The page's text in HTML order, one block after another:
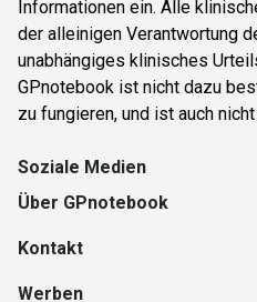
Informationen ein. Alle
der alleinigen Verantwortung
unabhängiges klinisches
GPnotebook ist nicht dazu
zu fungieren, und ist auch
Soziale Medien
Über GPnotebook
Kontakt
Werben